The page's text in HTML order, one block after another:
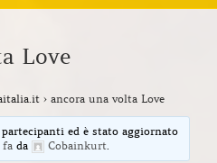
Love
› ancora una volta Love
ed è stato aggiornato
fa da Cobainkurt.